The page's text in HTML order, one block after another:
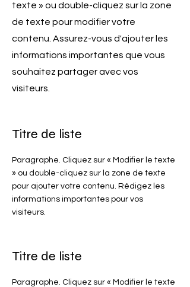
texte » ou double-cliquez sur la zone
de texte pour modifier votre
contenu. Assurez-vous d'ajouter les
informations importantes que vous
souhaitez partager avec vos
visiteurs.
Titre de liste
Paragraphe. Cliquez sur « Modifier le texte
» ou double-cliquez sur la zone de texte
pour ajouter votre contenu. Rédigez les
informations importantes pour vos
visiteurs.
Titre de liste
Paragraphe. Cliquez sur « Modifier le texte